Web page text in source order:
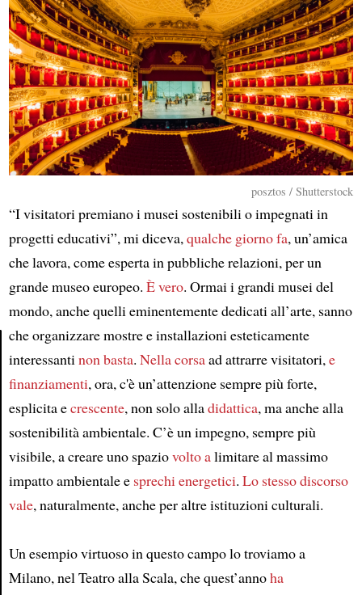
Article
posztos / Shutterstock
“I visitatori premiano i musei sostenibili o impegnati in
progetti educativi”, mi diceva,qualche giorno fa, un’amica
che lavora, come esperta in pubbliche relazioni, per un
grande museo europeo. È vero. Ormai i grandi musei del
mondo, anche quelli eminentemente dedicati all’arte, sanno
che organizzare mostre e installazioni esteticamente
interessantinon basta. Nella corsaad attrarre visitatori,e
finanziamenti, ora, c'è un’attenzione sempre più forte,
esplicita ecrescente, non solo alladidattica, ma anche alla
sostenibilità ambientale. C’è un impegno, sempre più
visibile, a creare uno spaziovolto alimitare al massimo
impatto ambientale e sprechi energetici. Lo stesso discorso
vale, naturalmente, anche per altre istituzioni culturali.
Un esempio virtuoso in questo campo lo troviamo a
Milano, nel Teatro alla Scala, che quest’annoha